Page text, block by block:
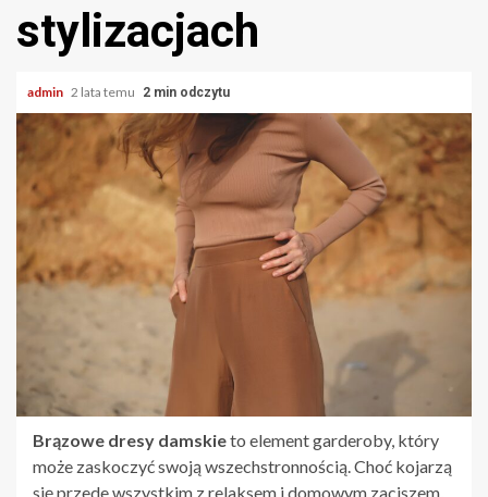
stylizacjach
admin 2 lata temu 2 min odczytu
Brązowe dresy damskieto element garderoby, który
może zaskoczyć swoją wszechstronnością. Choć kojarzą
się przede wszystkim z relaksem i domowym zaciszem,